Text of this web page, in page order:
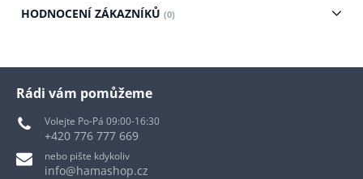
HODNOCENÍ ZÁKAZNÍKŮ (0)
Rádi vám pomůžeme
Volejte Po-Pá 09:00-16:30
+420 776 777 669
nebo pište kdykoliv
info@hamashop.cz